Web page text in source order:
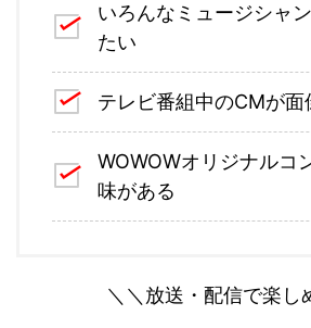
いろんなミュージシャ
たい
テレビ番組中のCMが面
WOWOWオリジナルコ
味がある
＼＼放送・配信で楽し